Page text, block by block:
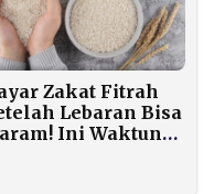
Zakat Fitrah
Lebaran Bisa
Ini Waktunya